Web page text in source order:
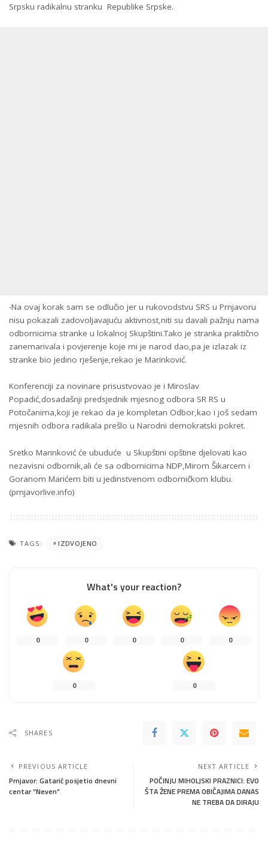
Srpsku radikalnu stranku Republike Srpske.
-Na ovaj korak sam se odlučio jer u rukovodstvu SRS u Prnjavoru
nisu pokazali zadovoljavajuću aktivnost,niti su davali pažnju nama
odbornicima stranke u lokalnoj Skupštini.Tako je stranka praktično
zanemarivala i povjerenje koje mi je narod dao,pa je izlazak iz
stranke bio jedino rješenje,rekao je Marinković.
Konferenciji za novinare prisustvovao je i Miroslav
Popadić,dosadašnji predsjednik mjesnog odbora SR RS u
Potočanima,koji je rekao da je kompletan Odbor,kao i još sedam
mjesnih odbora radikala prešlo u Narodni demokratski pokret.
Sretko Marinković će ubuduće u Skupštini opštine djelovati kao
nezavisni odbornik,ali će sa odbornicima NDP,Mirom Šikarcem i
Goranom Marićem biti u jedinstvenom odborničkom klubu.
(prnjavorlive.info)
TAGS: IZDVOJENO
What's your reaction?
0 0 0 0 0
0 0
SHARES
PREVIOUS ARTICLE
Prnjavor: Gatarić posjetio dnevni
centar “Neven”
NEXT ARTICLE
POČINJU MIHOLJSKI PRAZNICI: EVO
ŠTA ŽENE PREMA OBIČAJIMA DANAS
NE TREBA DA DIRAJU